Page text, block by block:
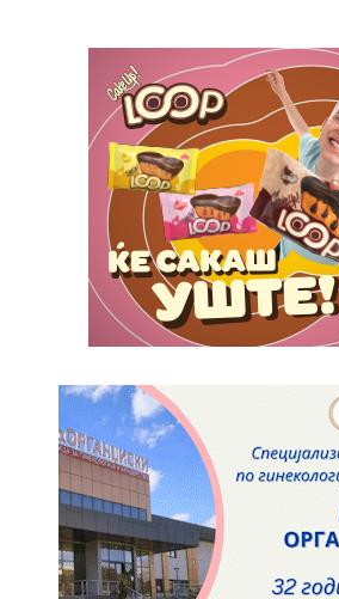
100 placeholder text
ИЗБЕРЕТЕ ПЛАН
Full member access:
Etiam est nibh, lobortis sit
Praesent euismod ac
Ut mollis pellentesque tortor
Donec quis est ac felis
Orci varius natoque dolor
Yearly pricing Monthly pricing